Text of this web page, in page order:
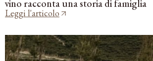
vino racconta una storia di famiglia
Leggi l'articolo